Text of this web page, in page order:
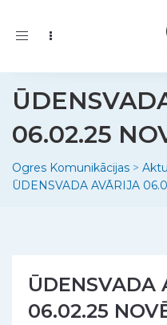
Toggle
06.02.25
Ogres Komunikācijas >
ŪDENSVADA AVĀRIJA
ŪDENSVADA
06.02.25